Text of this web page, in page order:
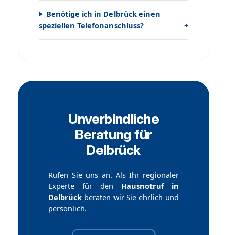
Benötige ich in Delbrück einen
speziellen Telefonanschluss?
Unverbindliche
Beratung für
Delbrück
Rufen Sie uns an. Als Ihr regionaler
Experte für den Hausnotruf in
Delbrückberaten wir Sie ehrlich und
persönlich.